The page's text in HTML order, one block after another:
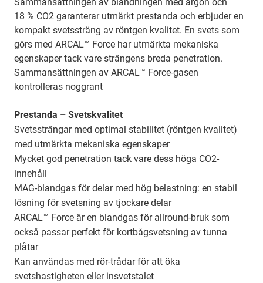
Sammansättningen av blandningen med argon och
18 % CO2 garanterar utmärkt prestanda och erbjuder en
kompakt svetssträng av röntgen kvalitet. En svets som
görs med ARCAL™ Force har utmärkta mekaniska
egenskaper tack vare strängens breda penetration.
Sammansättningen av ARCAL™ Force-gasen
kontrolleras noggrant
Prestanda – Svetskvalitet
Svetssträngar med optimal stabilitet (röntgen kvalitet)
med utmärkta mekaniska egenskaper
Mycket god penetration tack vare dess höga CO2-
innehåll
MAG-blandgas för delar med hög belastning: en stabil
lösning för svetsning av tjockare delar
ARCAL™ Force är en blandgas för allround-bruk som
också passar perfekt för kortbågsvetsning av tunna
plåtar
Kan användas med rör-trådar för att öka
svetshastigheten eller insvetstalet